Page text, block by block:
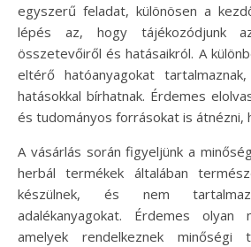
egyszerű feladat, különösen a
lépés az, hogy tájékozódjunk
összetevőiről és hatásaikról. A
eltérő hatóanyagokat
hatásokkal bírhatnak. Érdemes
és tudományos forrásokat is átnézni,
A vásárlás során figyeljünk a
herbál termékek általában
készülnek, és nem
adalékanyagokat. Érdemes olyan
amelyek rendelkeznek minőségi